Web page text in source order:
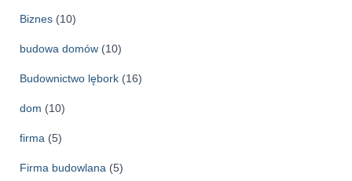
Biznes (10)
budowa domów (10)
Budownictwo lębork (16)
dom (10)
firma (5)
Firma budowlana (5)